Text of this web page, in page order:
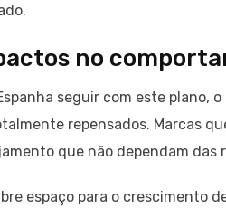
no
seguir com este plano,
repensados. Marcas
que não dependam das
espaço para o